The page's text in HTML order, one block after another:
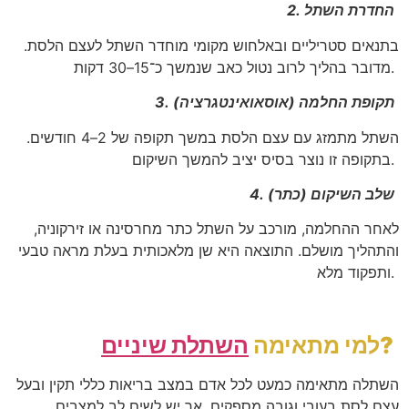
2. החדרת השתל
בתנאים סטריליים ובאלחוש מקומי מוחדר השתל לעצם הלסת.
מדובר בהליך לרוב נטול כאב שנמשך כ־15–30 דקות.
3. תקופת החלמה (אוסאואינטגרציה)
השתל מתמזג עם עצם הלסת במשך תקופה של 2–4 חודשים.
בתקופה זו נוצר בסיס יציב להמשך השיקום.
4. שלב השיקום (כתר)
לאחר ההחלמה, מורכב על השתל כתר מחרסינה או זירקוניה,
והתהליך מושלם. התוצאה היא שן מלאכותית בעלת מראה טבעי
ותפקוד מלא.
למי מתאימה השתלת שיניים ?
השתלה מתאימה כמעט לכל אדם במצב בריאות כללי תקין ובעל